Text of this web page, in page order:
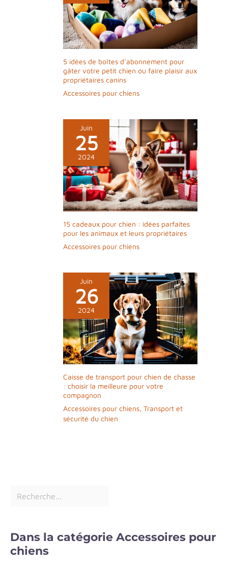
5 idées de boîtes d’abonnement pour
gâter votre petit chien ou faire plaisir aux
propriétaires canins
Accessoires pour chiens
Juin
25
2024
15 cadeaux pour chien : idées parfaites
pour les animaux et leurs propriétaires
Accessoires pour chiens
Juin
26
2024
Caisse de transport pour chien de chasse
: choisir la meilleure pour votre
compagnon
Accessoires pour chiens, Transport et
sécurité du chien
Dans la catégorie Accessoires pour
chiens